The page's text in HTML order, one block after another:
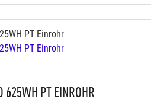
625WH PT EINROHR